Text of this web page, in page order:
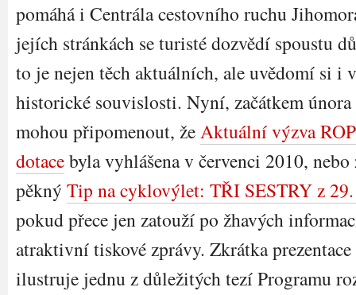
pomáhá i Centrála cestovního ruchu
jejích stránkách se turisté dozvědí spoustu
to je nejen těch aktuálních, ale uvědomí si i
historické souvislosti. Nyní, začátkem
mohou připomenout, žeAktuální výzva
dotacebyla vyhlášena v červenci 2010,
pěkný Tip na cyklovýlet: TŘI SESTRY z
pokud přece jen zatouží po žhavých
atraktivní tiskové zprávy. Zkrátka
ilustruje jednu z důležitých tezí Programu